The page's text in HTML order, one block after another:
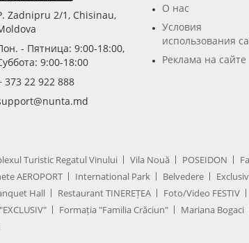
Zadnipru 2/1, Chisinau,
- Пятница: 9:00-18:00,
9:00-18:00
373 22 922 888
О нас
Условия
использования
Реклама на сайте
Turistic Regatul Vinului Vila Nouă POSEIDON
AEROPORT
International Park Belvedere
Hall
Restaurant TINEREȚEA Foto/Video FESTIV
Formația "Familia Crăciun" Mariana Bogaci